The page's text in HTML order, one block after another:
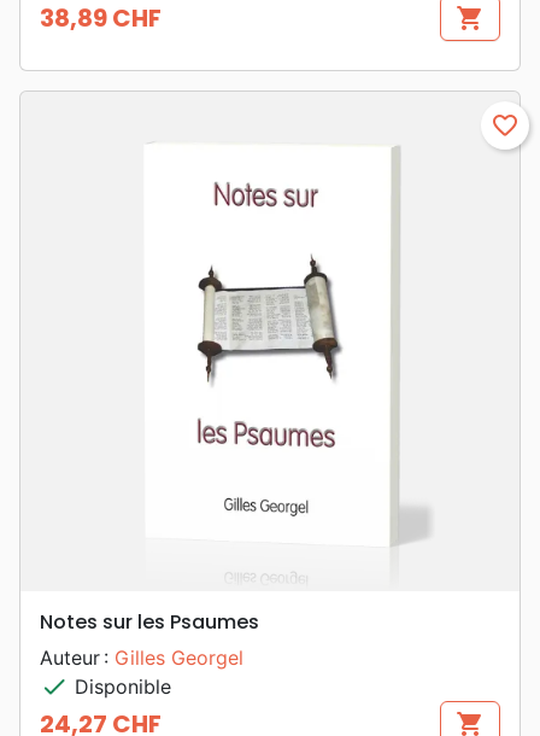
Prix
38,89 CHF shopping_cart
favorite_border
Notes sur les Psaumes
Auteur : Gilles Georgel
check Disponible
24,27 CHF shopping_cart